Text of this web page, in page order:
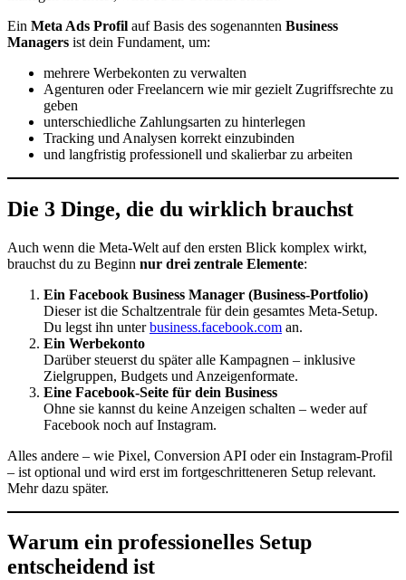
Ein Meta Ads Profil auf Basis des sogenannten Business
Managers ist dein Fundament, um:
mehrere Werbekonten zu verwalten
Agenturen oder Freelancern wie mir gezielt Zugriffsrechte zu
geben
unterschiedliche Zahlungsarten zu hinterlegen
Tracking und Analysen korrekt einzubinden
und langfristig professionell und skalierbar zu arbeiten
Die 3 Dinge, die du wirklich brauchst
Auch wenn die Meta-Welt auf den ersten Blick komplex wirkt,
brauchst du zu Beginn nur drei zentrale Elemente:
Ein Facebook Business Manager (Business-Portfolio)
Dieser ist die Schaltzentrale für dein gesamtes Meta-Setup.
Du legst ihn unterbusiness.facebook.com an.
Ein Werbekonto
Darüber steuerst du später alle Kampagnen – inklusive
Zielgruppen, Budgets und Anzeigenformate.
Eine Facebook-Seite für dein Business
Ohne sie kannst du keine Anzeigen schalten – weder auf
Facebook noch auf Instagram.
Alles andere – wie Pixel, Conversion API oder ein Instagram-Profil
– ist optional und wird erst im fortgeschritteneren Setup relevant.
Mehr dazu später.
Warum ein professionelles Setup
entscheidend ist